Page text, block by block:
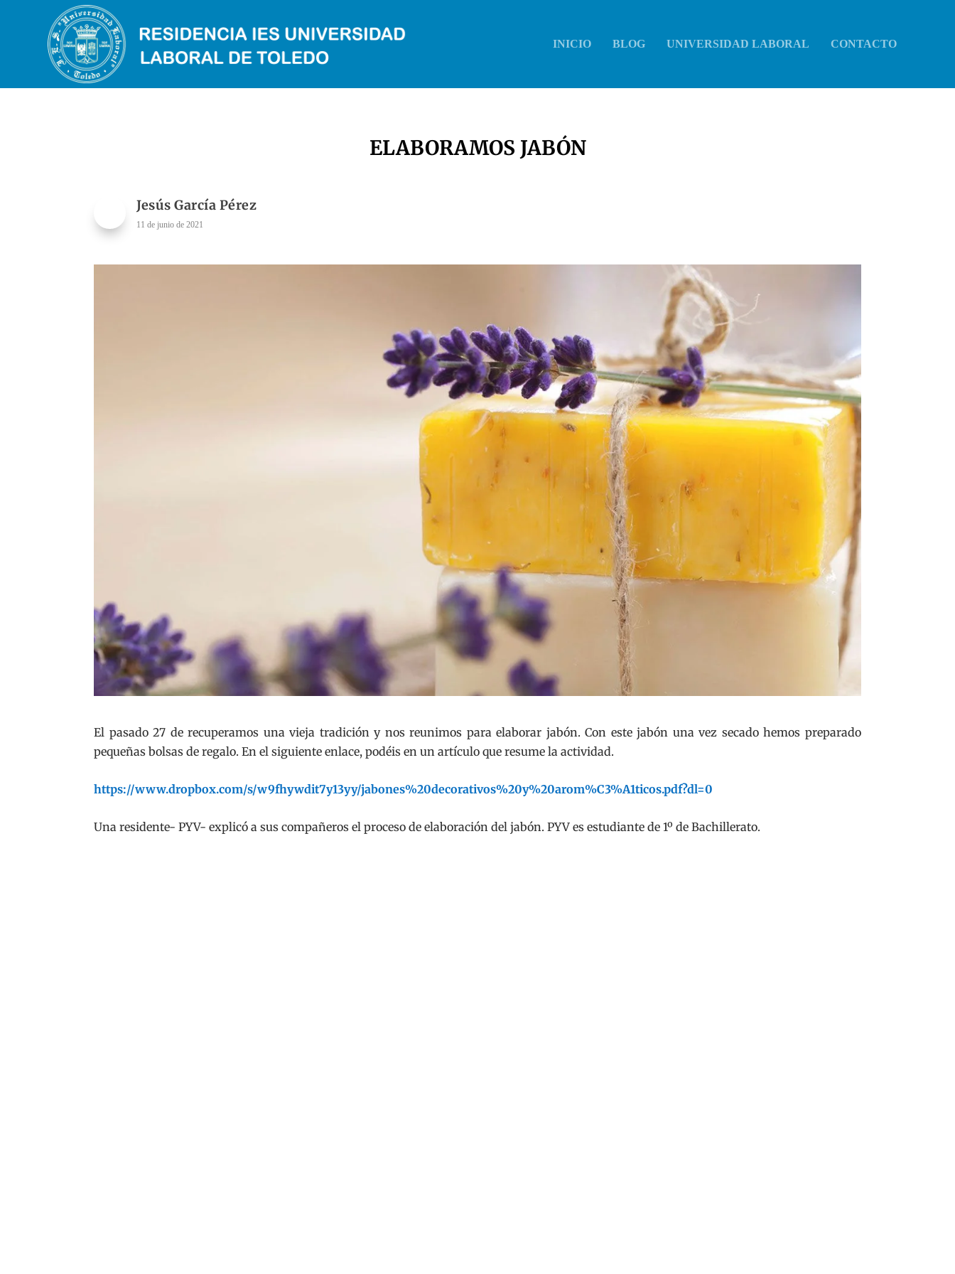
INICIO BLOG UNIVERSIDAD LABORAL CONTACTO
ELABORAMOS JABÓN
Jesús García Pérez
11 de junio de 2021
El pasado 27 de recuperamos una vieja tradición y nos reunimos para elaborar jabón. Con este jabón una vez secado hemos preparado
pequeñas bolsas de regalo. En el siguiente enlace, podéis en un artículo que resume la actividad.
https://www.dropbox.com/s/w9fhywdit7y13yy/jabones%20decorativos%20y%20arom%C3%A1ticos.pdf?dl=0
Una residente- PYV- explicó a sus compañeros el proceso de elaboración del jabón. PYV es estudiante de 1º de Bachillerato.